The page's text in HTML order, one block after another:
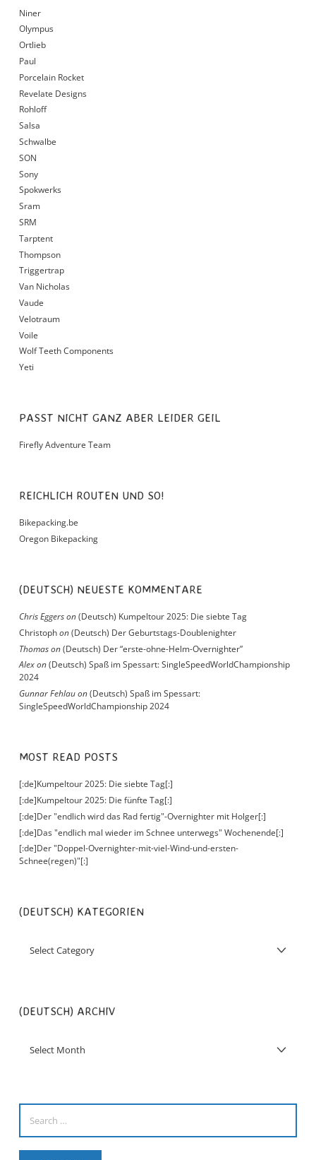
Niner
Olympus
Ortlieb
Paul
Porcelain Rocket
Revelate Designs
Rohloff
Salsa
Schwalbe
SON
Sony
Spokwerks
Sram
SRM
Tarptent
Thompson
Triggertrap
Van Nicholas
Vaude
Velotraum
Voile
Wolf Teeth Components
Yeti
PASST NICHT GANZ ABER LEIDER GEIL
Firefly Adventure Team
REICHLICH ROUTEN UND SO!
Bikepacking.be
Oregon Bikepacking
(DEUTSCH) NEUESTE KOMMENTARE
Chris Eggerson(Deutsch) Kumpeltour 2025: Die siebte Tag
Christophon(Deutsch) Der Geburtstags-Doublenighter
Thomason(Deutsch) Der “erste-ohne-Helm-Overnighter”
Alexon(Deutsch) Spaß im Spessart: SingleSpeedWorldChampionship
2024
Gunnar Fehlauon(Deutsch) Spaß im Spessart:
SingleSpeedWorldChampionship 2024
MOST READ POSTS
[:de]Kumpeltour 2025: Die siebte Tag[:]
[:de]Kumpeltour 2025: Die fünfte Tag[:]
[:de]Der "endlich wird das Rad fertig"-Overnighter mit Holger[:]
[:de]Das "endlich mal wieder im Schnee unterwegs" Wochenende[:]
[:de]Der "Doppel-Overnighter-mit-viel-Wind-und-ersten-
Schnee(regen)"[:]
(DEUTSCH) KATEGORIEN
(DEUTSCH) ARCHIV